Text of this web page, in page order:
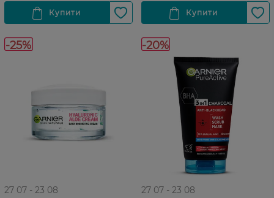
-25%
27 07 - 23 08
-20%
27 07 - 23 08